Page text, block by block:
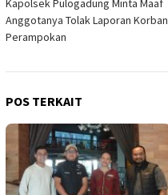
pos
Kapolsek Pulogadung Minta Maaf
Anggotanya Tolak Laporan Korban
Perampokan
POS TERKAIT